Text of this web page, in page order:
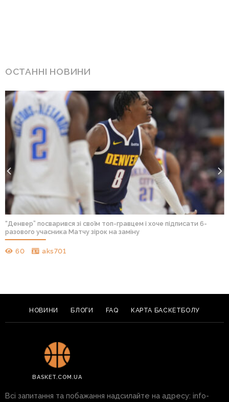
ОСТАННІ НОВИНИ
“Денвер” посварився зі своїм топ-гравцем і хоче підписати 6-
разового учасника Матчу зірок на заміну
60 aks701
НОВИНИ БЛОГИ FAQ КАРТА БАСКЕТБОЛУ
BASKET.COM.UA
Всі запитання та побажання надсилайте на адресу: info-